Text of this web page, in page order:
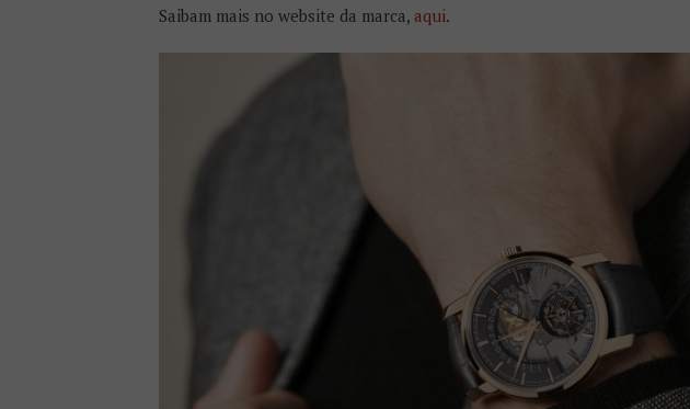
Saibam mais no website da marca, aqui.